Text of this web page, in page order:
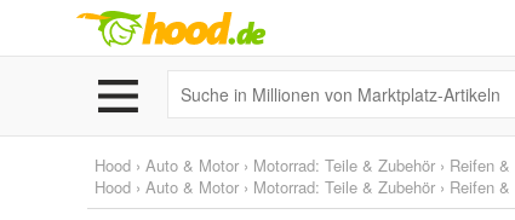
Hood › Auto & Motor › Motorrad: Teile & Zubehör › Reifen
Hood › Auto & Motor › Motorrad: Teile & Zubehör › Reifen